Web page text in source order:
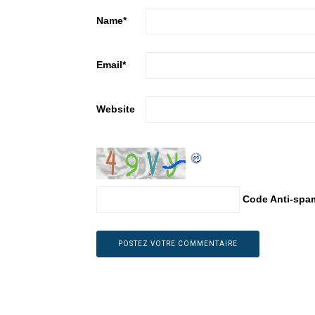
Name*
Email*
Website
Code Anti-